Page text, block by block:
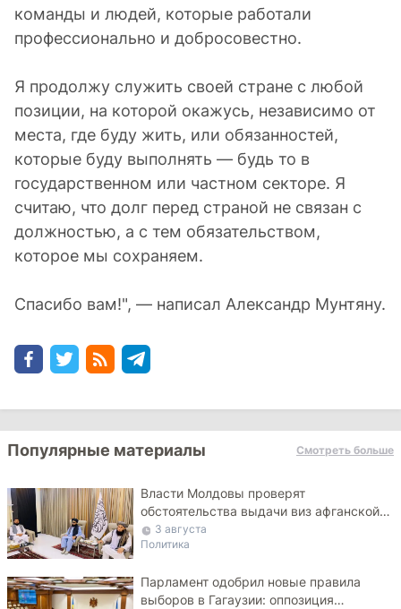
команды и людей, которые работали
профессионально и добросовестно.
Я продолжу служить своей стране с любой
позиции, на которой окажусь, независимо от
места, где буду жить, или обязанностей,
которые буду выполнять — будь то в
государственном или частном секторе. Я
считаю, что долг перед страной не связан с
должностью, а с тем обязательством,
которое мы сохраняем.
Спасибо вам!", — написал Александр Мунтяну.
Популярные материалы Смотреть больше
Власти Молдовы проверят
обстоятельства выдачи виз афганской
делегации
3 августа
Политика
Парламент одобрил новые правила
выборов в Гагаузии: оппозиция